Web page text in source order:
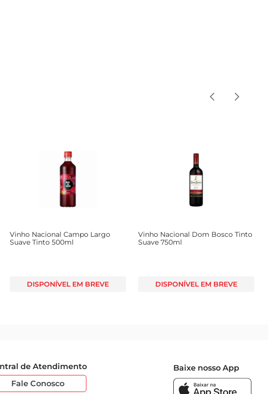
em barricas. Em boca, é encorpado, com taninos macios e um
e satisfatória.
Vinho Nacional Campo Largo
Suave Tinto 500ml
DISPONÍVEL EM BREVE
Vinho Nacional Dom Bosco Tinto
Suave 750ml
DISPONÍVEL EM BREVE
de Atendimento
Fale Conosco
Baixe nosso App